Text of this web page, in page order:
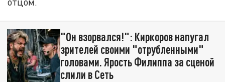
"Он взорвался!": Киркоров напугал
зрителей своими "отрубленными"
головами. Ярость Филиппа за сценой
слили в Сеть